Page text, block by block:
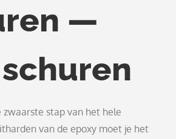
—
stap van het hele
van de epoxy moet je het